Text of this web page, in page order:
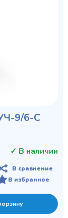
9/6-С
✓ В наличии
В сравнение
В избранное